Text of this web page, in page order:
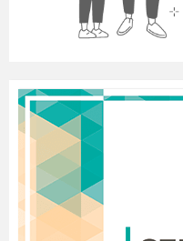
шия витягнулись, як у
листі золотому. А на
хохолок з ягодами
тенета. Не хочеться
але що ж робити мені?
що Літо говорить
Не вийде Осінь
знає, яка вона, –
здогадається, і
безсила – спадуть